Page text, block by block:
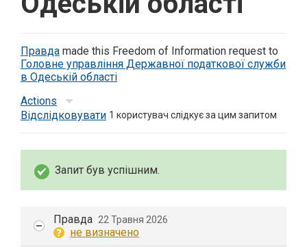
Правда made this Freedom of Information request to
Головне управління Державної податкової служби
в Одеській області
Actions
Відслідковувати 1 користувач слідкує за цим запитом
Запит був успішним.
Правда 22 Травня 2026
не визначено